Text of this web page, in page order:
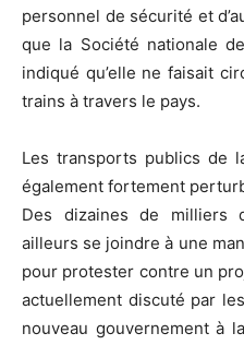
personnel de sécurité et
que la Société nationale
indiqué qu’elle ne faisait
trains à travers le pays.
Les transports publics de
également fortement
Des dizaines de milliers
ailleurs se joindre à une
pour protester contre un
actuellement discuté par
nouveau gouvernement à